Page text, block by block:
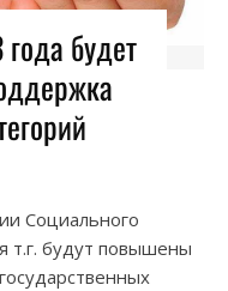
будет
Социального
т.г. будут повышены